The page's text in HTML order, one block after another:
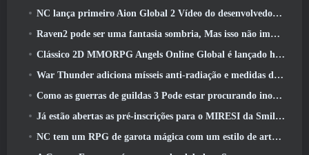
NC lança primeiro Aion Global 2 Vídeo do desenvolvedor, Compartilhando detalhes sobre o jogo
Raven2 pode ser uma fantasia sombria, Mas isso não impede a diversão do verão
Clássico 2D MMORPG Angels Online Global é lançado hoje
War Thunder adiciona mísseis anti-radiação e medidas de suporte eletrônico na atualização da cavalaria pesada
Como as guerras de guildas 3 Pode estar procurando inovar no espaço MMO
Já estão abertas as pré-inscrições para o MIRESI da Smilegate: Futuro Invisível
NC tem um RPG de garota mágica com um estilo de arte inspirado em anime dos anos 90 em desenvolvimento